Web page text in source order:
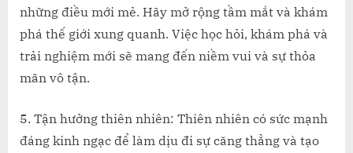
những điều mới mẻ. Hãy mở rộng tầm mắt và khám
phá thế giới xung quanh. Việc học hỏi, khám phá và
trải nghiệm mới sẽ mang đến niềm vui và sự thỏa
mãn vô tận.
5. Tận hưởng thiên nhiên: Thiên nhiên có sức mạnh
đáng kinh ngạc để làm dịu đi sự căng thẳng và tạo